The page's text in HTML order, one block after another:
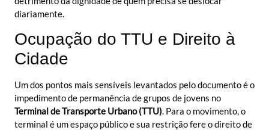
diariamente.
Ocupação do TTU e Direito à
Cidade
Um dos pontos mais sensíveis levantados pelo documento é o
impedimento de permanência de grupos de jovens no
Terminal de Transporte Urbano (TTU). Para o movimento, o
terminal é um espaço público e sua restrição fere o direito de